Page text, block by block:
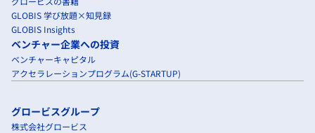
GLOBIS 学び放題×知見録
GLOBIS Insights
ベンチャー企業への投資
ベンチャーキャピタル
アクセラレーションプログラム(G-STARTUP)
グロービスグループ
株式会社グロービス